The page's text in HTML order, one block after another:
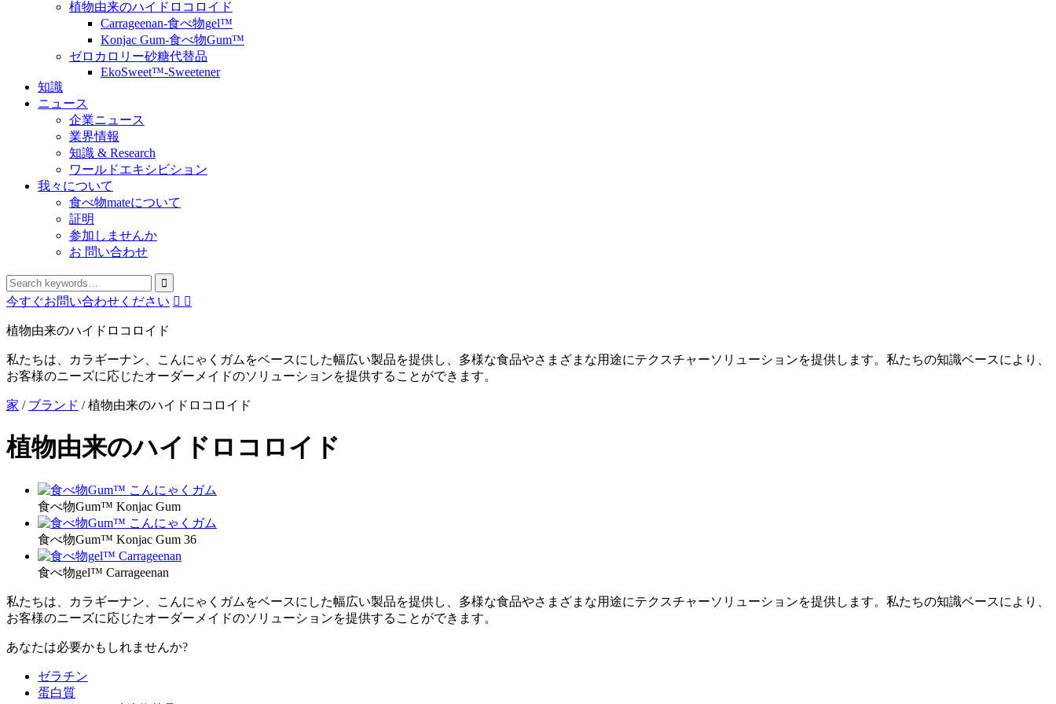
植物由来のハイドロコロイド
Carrageenan-食べ物gel™
Konjac Gum-食べ物Gum™
ゼロカロリー砂糖代替品
EkoSweet™-Sweetener
知識
ニュース
企業ニュース
業界情報
知識 & Research
ワールドエキシビション
我々について
食べ物mateについて
証明
参加しませんか
お 問い合わせ
今すぐお問い合わせください  
植物由来のハイドロコロイド
私たちは、カラギーナン、こんにゃくガムをベースにした幅広い製品を提供し、多様な食品やさまざまな用途にテクスチャーソリューションを提供します。私たちの知識ベースにより、
お客様のニーズに応じたオーダーメイドのソリューションを提供することができます。
家 / ブランド /植物由来のハイドロコロイド
植物由来のハイドロコロイド
食べ物Gum™ Konjac Gum
食べ物Gum™ Konjac Gum 36
食べ物gel™ Carrageenan
私たちは、カラギーナン、こんにゃくガムをベースにした幅広い製品を提供し、多様な食品やさまざまな用途にテクスチャーソリューションを提供します。私たちの知識ベースにより、
お客様のニーズに応じたオーダーメイドのソリューションを提供することができます。
あなたは必要かもしれませんか?
ゼラチン
蛋白質